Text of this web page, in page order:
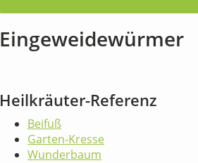
Eingeweidewürmer
Heilkräuter-Referenz
Beifuß
Garten-Kresse
Wunderbaum